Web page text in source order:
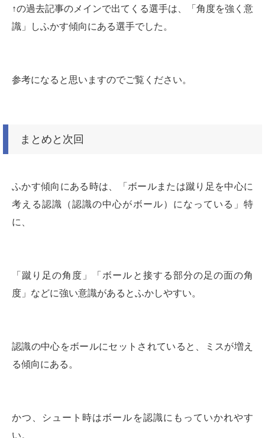
↑の過去記事のメインで出てくる選手は、「角度を強く意
識」しふかす傾向にある選手でした。
参考になると思いますのでご覧ください。
まとめと次回
ふかす傾向にある時は、「ボールまたは蹴り足を中心に
考える認識（認識の中心がボール）になっている」特
に、
「蹴り足の角度」「ボールと接する部分の足の面の角
度」などに強い意識があるとふかしやすい。
認識の中心をボールにセットされていると、ミスが増え
る傾向にある。
かつ、シュート時はボールを認識にもっていかれやす
い。